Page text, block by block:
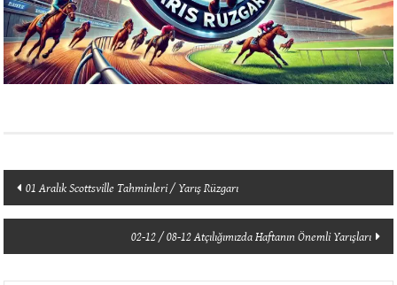
Yazı
dolaşımı
01 Aralık Scottsville Tahminleri / Yarış Rüzgarı
02-12 / 08-12 Atçılığımızda Haftanın Önemli Yarışları